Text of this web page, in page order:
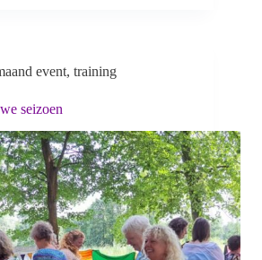
event, training
seizoen